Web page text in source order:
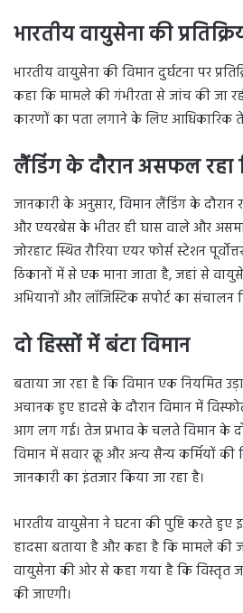
भारतीय वायुसेना की
भारतीय वायुसेना की विमान दुर्घटना पर
कहा कि मामले की गंभीरता से जांच की जा
कारणों का पता लगाने के लिए आधिकारिक
लैंडिंग के दौरान असफल रहा
जानकारी के अनुसार, विमान लैंडिंग के
और एयरबेस के भीतर ही घास वाले और
जोरहाट स्थित रौरिया एयर फोर्स स्टेशन
ठिकानों में से एक माना जाता है, जहां से
अभियानों और लॉजिस्टिक सपोर्ट का संचालन
दो हिस्सों में बंटा विमान
बताया जा रहा है कि विमान एक नियमित
अचानक हुए हादसे के दौरान विमान में
आग लग गई। तेज प्रभाव के चलते विमान के
विमान में सवार क्रू और अन्य सैन्य कर्मियों
जानकारी का इंतजार किया जा रहा है।
भारतीय वायुसेना ने घटना की पुष्टि करते हुए
हादसा बताया है और कहा है कि मामले की
वायुसेना की ओर से कहा गया है कि विस्तृत
की जाएगी।